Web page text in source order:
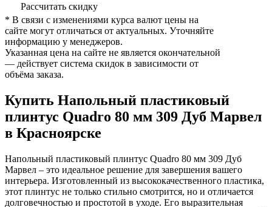
Рассчитать скидку
* В связи с изменениями курса валют цены на
сайте могут отличаться от актуальных. Уточняйте
информацию у менеджеров.
Указанная цена на сайте не является окончательной
— действует система скидок в зависимости от
объёма заказа.
Купить Напольный пластиковый
плинтус Quadro 80 мм 309 Дуб Марвел
в Красноярске
Напольный пластиковый плинтус Quadro 80 мм 309 Дуб
Марвел – это идеальное решение для завершения вашего
интерьера. Изготовленный из высококачественного пластика,
этот плинтус не только стильно смотрится, но и отличается
долговечностью и простотой в уходе. Его выразительная